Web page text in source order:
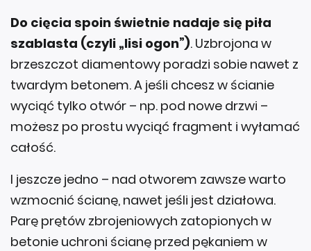
Do cięcia spoin świetnie nadaje się piła
szablasta (czyli „lisi ogon”). Uzbrojona w
brzeszczot diamentowy poradzi sobie nawet z
twardym betonem. A jeśli chcesz w ścianie
wyciąć tylko otwór – np. pod nowe drzwi –
możesz po prostu wyciąć fragment i wyłamać
całość.
I jeszcze jedno – nad otworem zawsze warto
wzmocnić ścianę, nawet jeśli jest działowa.
Parę prętów zbrojeniowych zatopionych w
betonie uchroni ścianę przed pękaniem w